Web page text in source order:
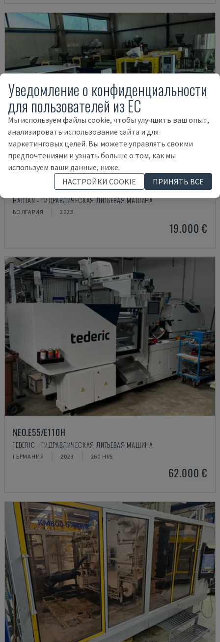
HAITIAN - ГИДРАВЛИЧЕСКАЯ ЛИТЬЕВАЯ МАШИНА
БОЛГАРИЯ 2023
19.000 €
NEO.E55/E110H
TEDERIC - ГИДРАВЛИЧЕСКАЯ ЛИТЬЕВАЯ МАШИНА
ГЕРМАНИЯ 2023 260 HRS
62.000 €
Уведомление о конфиденциальности
для пользователей из ЕС
Мы используем файлы cookie, чтобы улучшить ваш опыт,
анализировать использование сайта и для
маркетинговых целей. Вы можете управлять своими
предпочтениями и узнать больше о том, как мы
используем ваши данные, ниже.
НАСТРОЙКИ COOKIE
ПРИНЯТЬ ВСЕ